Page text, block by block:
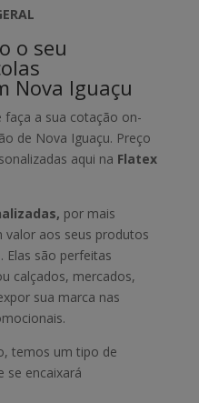
o seu
Nova Iguaçu
a sua cotação on-
de Nova Iguaçu. Preço
aqui na Flatex
por mais
valor aos seus produtos
Elas são perfeitas
calçados, mercados,
sua marca nas
temos um tipo de
se encaixará